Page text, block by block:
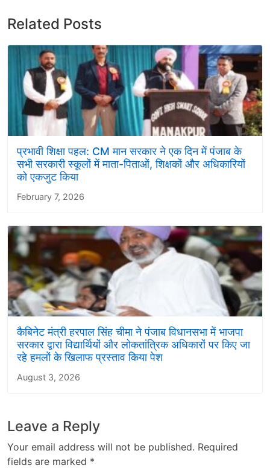
Related Posts
प्रभावी शिक्षा पहल: CM मान सरकार ने एक दिन में पंजाब के
सभी सरकारी स्कूलों में माता-पिताओं, शिक्षकों और अधिकारियों
को एकजुट किया
February 7, 2026
कैबिनेट मंत्री हरपाल सिंह चीमा ने पंजाब विधानसभा में भाजपा
सरकार द्वारा विद्यार्थियों और लोकतांत्रिक अधिकारों पर किए जा
रहे हमलों के खिलाफ प्रस्ताव किया पेश
August 3, 2026
Leave a Reply
Your email address will not be published. Required
fields are marked *